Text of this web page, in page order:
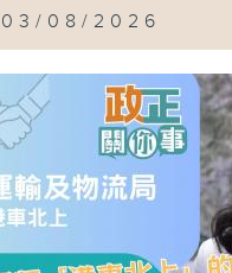
03/08/2026